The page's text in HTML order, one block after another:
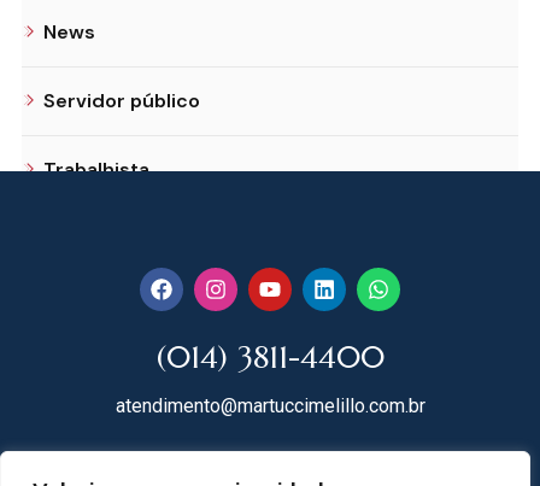
News
Servidor público
Trabalhista
(014) 3811-4400
atendimento@martuccimelillo.com.br